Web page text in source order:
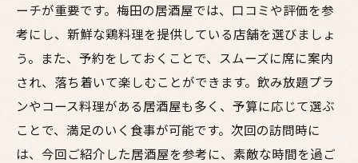
ーチが重要です。梅田の居酒屋では、口コミや評価を参
考にし、新鮮な鶏料理を提供している店舗を選びましょ
う。また、予約をしておくことで、スムーズに席に案内
され、落ち着いて楽しむことができます。飲み放題プラ
ンやコース料理がある居酒屋も多く、予算に応じて選ぶ
ことで、満足のいく食事が可能です。次回の訪問時に
は、今回ご紹介した居酒屋を参考に、素敵な時間を過ご